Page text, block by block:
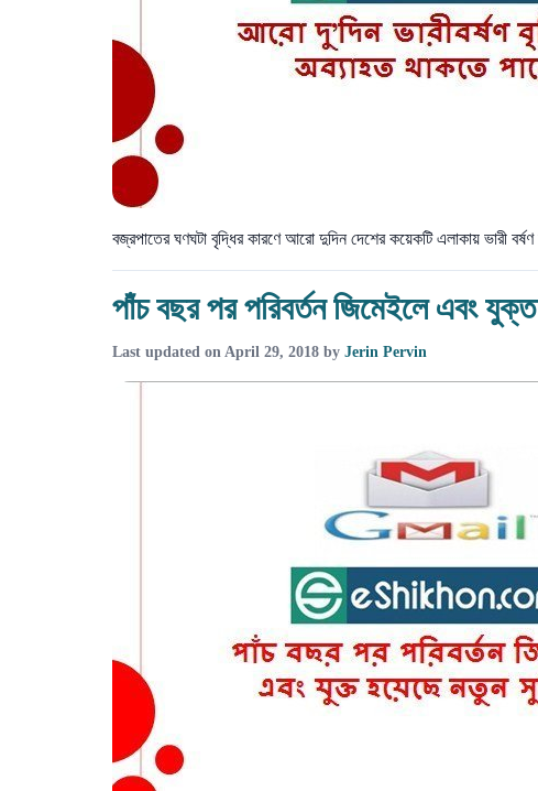
বজ্রপাতের ঘণঘটা বৃদ্ধির কারণে আরো দুদিন দেশের কয়েকটি এলাকায় ভারী
পাঁচ বছর পর পরিবর্তন জিমেইলে এবং
Last updated on April 29, 2018 by Jerin Pervin